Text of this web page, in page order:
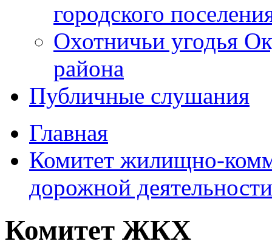
городского
Охотничьи угодья
района
Публичные слушания
Главная
Комитет жилищно-
дорожной деятельности
Комитет ЖКХ